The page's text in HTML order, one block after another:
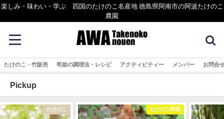
楽しみ・味わい・学ぶ 四国のたけのこ名産地 徳島県阿南市の阿波たけのこ
農園
たけのこ・竹販売 筍姫の調理法・レシピ アクティビティー メンバー お問合
Pickup
たけのこ料理 たけのこ